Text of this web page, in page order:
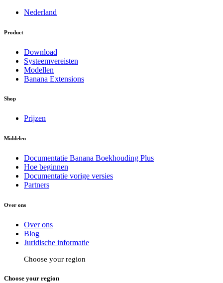
Nederland
Product
Download
Systeemvereisten
Modellen
Banana Extensions
Shop
Prijzen
Middelen
Documentatie Banana Boekhouding Plus
Hoe beginnen
Documentatie vorige versies
Partners
Over ons
Over ons
Blog
Juridische informatie
Choose your region
Choose your region